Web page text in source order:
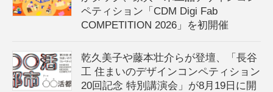
ペティション「CDM Digi Fab
COMPETITION 2026」を初開催
乾久美子や藤本壮介らが登壇、「長谷
工 住まいのデザインコンペティション
20回記念 特別講演会」が8月19日に開